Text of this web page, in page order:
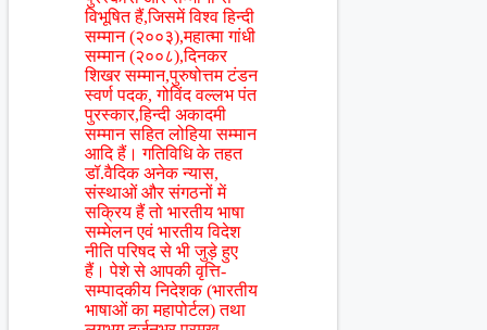
विभूषित हैं,जिसमें विश्व हिन्दी
सम्मान (२००३),महात्मा गांधी
सम्मान (२००८),दिनकर
शिखर सम्मान,पुरुषोत्तम टंडन
स्वर्ण पदक, गोविंद वल्लभ पंत
पुरस्कार,हिन्दी अकादमी
सम्मान सहित लोहिया सम्मान
आदि हैं। गतिविधि के तहत
डॉ.वैदिक अनेक न्यास,
संस्थाओं और संगठनों में
सक्रिय हैं तो भारतीय भाषा
सम्मेलन एवं भारतीय विदेश
नीति परिषद से भी जुड़े हुए
हैं। पेशे से आपकी वृत्ति-
सम्पादकीय निदेशक (भारतीय
भाषाओं का महापोर्टल) तथा